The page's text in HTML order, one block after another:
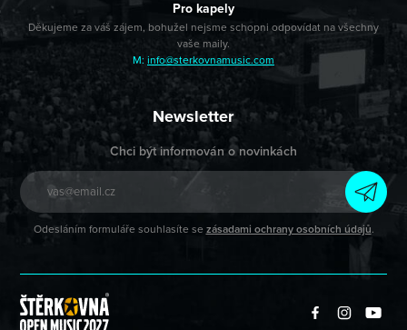
Pro kapely
Děkujeme za váš zájem, bohužel nejsme schopni odpovídat na všechny
vaše maily.
M: info@sterkovnamusic.com
Newsletter
Chci být informován o novinkách
Odesláním formuláře souhlasíte se zásadami ochrany osobních údajů.